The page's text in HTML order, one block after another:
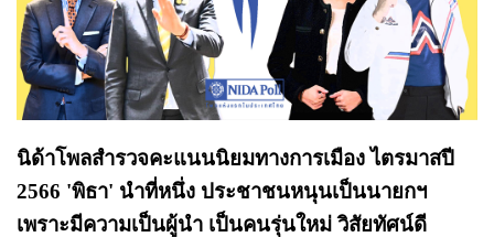
นิด้าโพลสำรวจคะแนนนิยมทางการเมือง ไตรมาสปี
2566 'พิธา' นำที่หนึ่ง ประชาชนหนุนเป็นนายกฯ
เพราะมีความเป็นผู้นำ เป็นคนรุ่นใหม่ วิสัยทัศน์ดี